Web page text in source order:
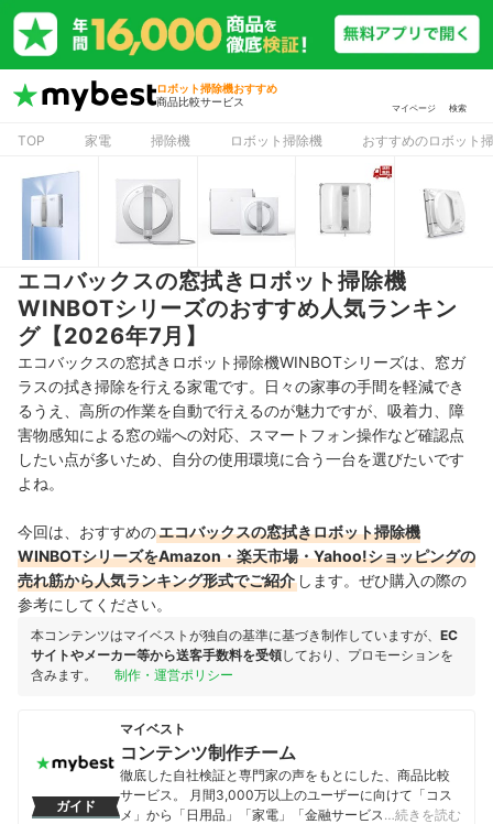
ロボット掃除機おすすめ
商品比較サービス
マイページ 検索
TOP 家電 掃除機 ロボット掃除機 おすすめのロボット
エコバックスの窓拭きロボット掃除機
WINBOTシリーズのおすすめ人気ランキン
グ【2026年7月】
エコバックスの窓拭きロボット掃除機WINBOTシリーズは、窓ガ
ラスの拭き掃除を行える家電です。日々の家事の手間を軽減でき
るうえ、高所の作業を自動で行えるのが魅力ですが、吸着力、障
害物感知による窓の端への対応、スマートフォン操作など確認点
したい点が多いため、自分の使用環境に合う一台を選びたいです
よね。
今回は、おすすめのエコバックスの窓拭きロボット掃除機
WINBOTシリーズをAmazon・楽天市場・Yahoo!ショッピングの
売れ筋から人気ランキング形式でご紹介 します。ぜひ購入の際の
参考にしてください。
本コンテンツはマイベストが独自の基準に基づき制作していますが、 EC
サイトやメーカー等から送客手数料を受領しており、プロモーションを
含みます。
制作・運営ポリシー
ガイド
マイベスト
コンテンツ制作チーム
徹底した自社検証と専門家の声をもとにした、商品比較
サービス。 月間3,000万以上のユーザーに向けて「コス
メ」から「日用品」「家電」「金融サービス」まで、ベ
…続きを読む